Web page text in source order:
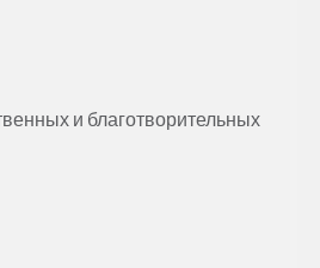
и благотворительных